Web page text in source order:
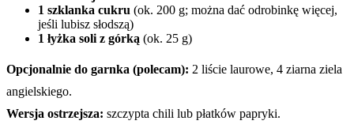
1 szklanka cukru (ok. 200 g; można dać odrobinkę więcej,
jeśli lubisz słodszą)
1 łyżka soli z górką (ok. 25 g)
Opcjonalnie do garnka (polecam): 2 liście laurowe, 4 ziarna ziela
angielskiego.
Wersja ostrzejsza: szczypta chili lub płatków papryki.